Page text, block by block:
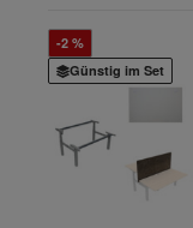
Günstig im Set
-2 %